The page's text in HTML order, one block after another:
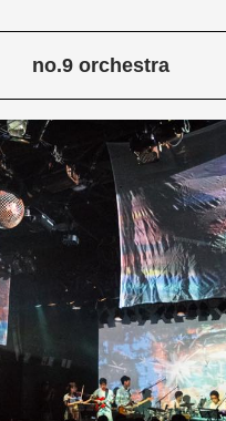
no.9 orchestra